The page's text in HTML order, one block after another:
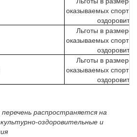
оказываемых
Льготы в размере
оказываемых
Льготы в размере
оказываемых
распространяется на
оздоровительные и